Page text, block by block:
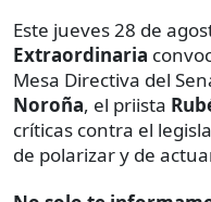
Este jueves 28 de
Extraordinaria
Mesa Directiva del
Noroña, el priista
críticas contra el
de polarizar y de